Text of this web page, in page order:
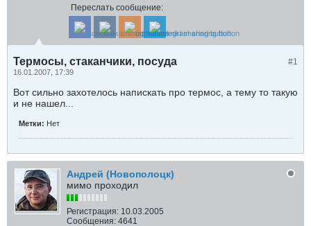
Переслать сообщение:
#1
Термосы, стаканчики, посуда
16.01.2007, 17:39
Вот сильно захотелось напискать про термос, а тему то такую
и не нашел...
Метки: Нет
Андрей (Новополоцк)
мимо проходил
Регистрация: 10.03.2005
Сообщения: 4641